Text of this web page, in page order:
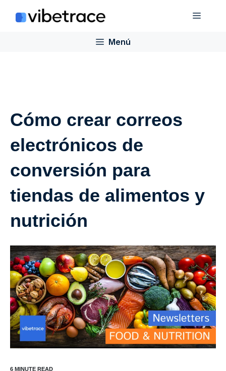
Menú
Menú
Cómo crear correos
electrónicos de
conversión para
tiendas de alimentos y
nutrición